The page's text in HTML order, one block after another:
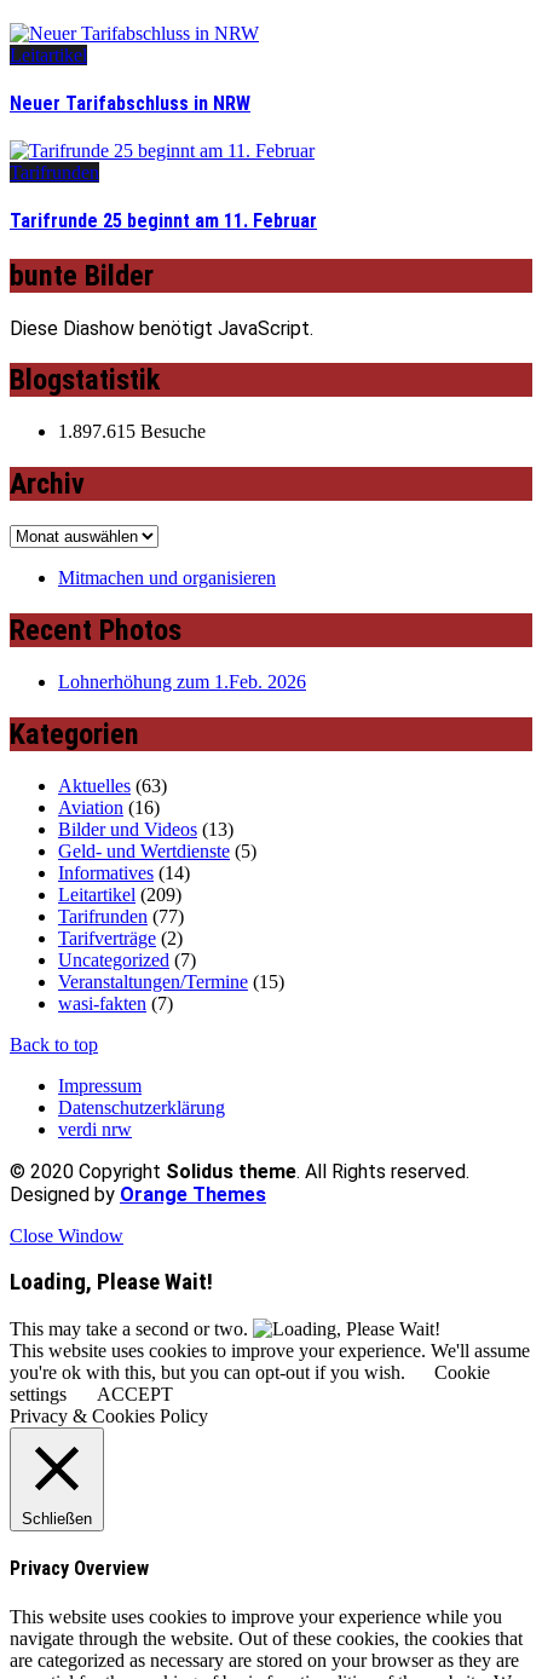
Leitartikel
Neuer Tarifabschluss in NRW
Tarifrunden
Tarifrunde 25 beginnt am 11. Februar
bunte Bilder
Diese Diashow benötigt JavaScript.
Blogstatistik
1.897.615 Besuche
Archiv
Archiv
Mitmachen und organisieren
Recent Photos
Lohnerhöhung zum 1.Feb. 2026
Kategorien
Aktuelles (63)
Aviation (16)
Bilder und Videos (13)
Geld- und Wertdienste (5)
Informatives (14)
Leitartikel (209)
Tarifrunden (77)
Tarifverträge (2)
Uncategorized (7)
Veranstaltungen/Termine (15)
wasi-fakten (7)
Back to top
Impressum
Datenschutzerklärung
verdi nrw
© 2020 Copyright Solidus theme. All Rights reserved.
Designed by Orange Themes
Close Window
Loading, Please Wait!
This may take a second or two.
This website uses cookies to improve your experience. We'll assume
you're ok with this, but you can opt-out if you wish.
Cookie
settings
ACCEPT
Privacy & Cookies Policy
Schließen
Privacy Overview
This website uses cookies to improve your experience while you
navigate through the website. Out of these cookies, the cookies that
are categorized as necessary are stored on your browser as they are